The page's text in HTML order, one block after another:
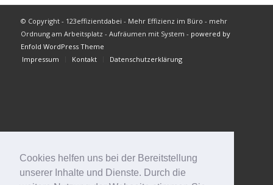
Cookies helfen uns bei der Bereitstellung
unserer Inhalte und Dienste. Durch die
© Copyright - 123effizientdabei - Mehr Effizienz im Büro - mehr
Ordnung am Arbeitsplatz - Aufräumen mit System - powered by
Enfold WordPress Theme
Impressum
Kontakt Datenschutzerklärung